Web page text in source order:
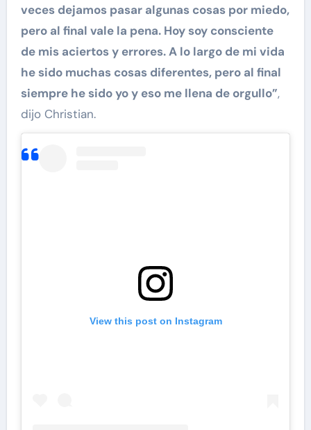
veces dejamos pasar algunas cosas por miedo,
pero al final vale la pena. Hoy soy consciente
de mis aciertos y errores. A lo largo de mi vida
he sido muchas cosas diferentes, pero al final
siempre he sido yo y eso me llena de orgullo”,
dijo Christian.
View this post on Instagram